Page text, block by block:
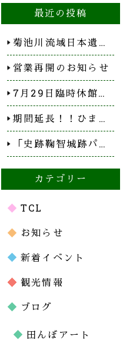
最近の投稿
菊池川流域日本遺…
営業再開のお知らせ
7月29日臨時休館…
期間延長！！ひま…
「史跡鞠智城跡パ…
カテゴリー
TCL
お知らせ
新着イベント
観光情報
ブログ
田んぼアート